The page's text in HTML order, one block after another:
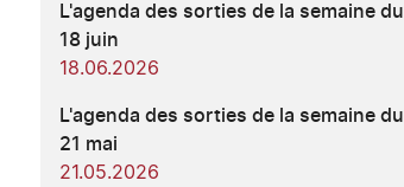
L'agenda des sorties de la semaine du
18 juin
18.06.2026
L'agenda des sorties de la semaine du
21 mai
21.05.2026